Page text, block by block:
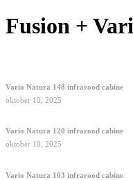
Fusion +
Vario Natura 148 infrarood cabine
oktober 10, 2025
Vario Natura 120 infrarood cabine
oktober 10, 2025
Vario Natura 103 infrarood cabine